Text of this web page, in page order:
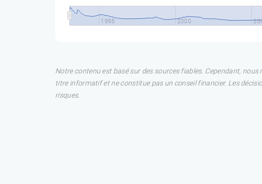
1995 2000
Notre contenu est basé sur des sources fiables. Cependant,
titre informatif et ne constitue pas un conseil financier. Les
risques.